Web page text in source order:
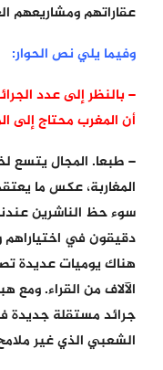
عقاراتهم ومشاريعهم
وفيما يلي نص الحوار:
– بالنظر إلى عدد
أن المغرب محتاج إلى
– طبعا. المجال يتسع
المغاربة، عكس ما
سوء حظ الناشرين
دقيقون في اختياراهم
هناك يوميات عديدة
الآلاف من القراء.
جرائد مستقلة جديدة
الشعبي الذي غير